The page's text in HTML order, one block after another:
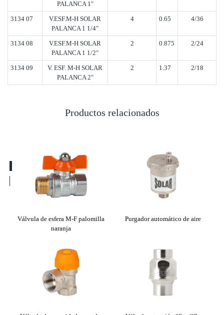
PALANCA 1"
3134 07
V.ESF.M-H SOLAR
PALANCA 1 1/4"
4 0.65 4/36
3134 08
V.ESF.M-H SOLAR
PALANCA 1 1/2"
2 0.875 2/24
3134 09
V. ESF. M-H SOLAR
PALANCA 2"
2 1.37 2/18
Productos relacionados
Válvula de esfera M-F palomilla
naranja
Purgador automático de aire